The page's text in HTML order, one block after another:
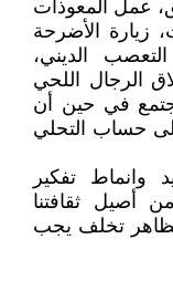
عمل المعوذات
زيارة الأضرحة
الديني،
الرجال اللحي
في حين أن
حساب التحلي
وانماط تفكير
أصيل ثقافتنا
مظاهر تخلف يجب